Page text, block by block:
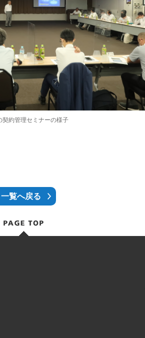
契約管理セミナーの様子
一覧へ戻る